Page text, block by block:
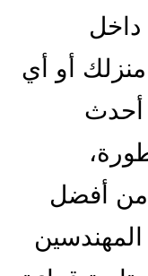
أو أي
أحدث
من أفضل
المهندسين